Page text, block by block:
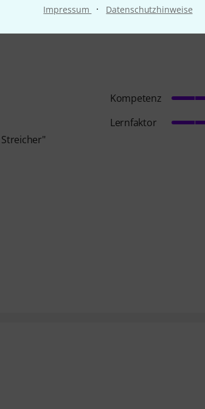
Impressum · Datenschutzhinweise
Kompetenz
Lernfaktor